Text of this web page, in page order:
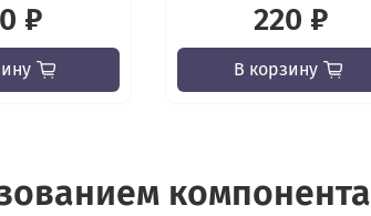
₽ 220 ₽
В корзину
компонента